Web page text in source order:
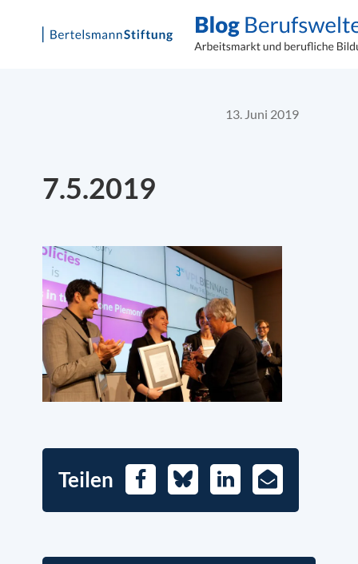
13. Juni 2019
7.5.2019
Teilen FacebookBlueskyLinkedIn
E-
Mail